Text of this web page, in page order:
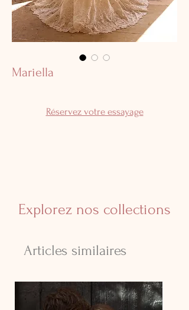
Mariella
Réservez votre essayage
Explorez nos collections
Articles similaires